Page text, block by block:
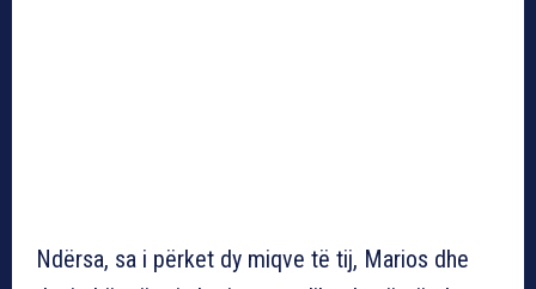
Ndërsa, sa i përket dy miqve të tij, Marios dhe